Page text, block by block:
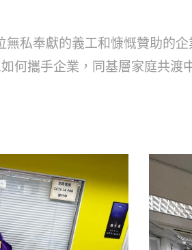
私奉獻的義工和慷慨贊助的
何攜手企業，同基層家庭共渡